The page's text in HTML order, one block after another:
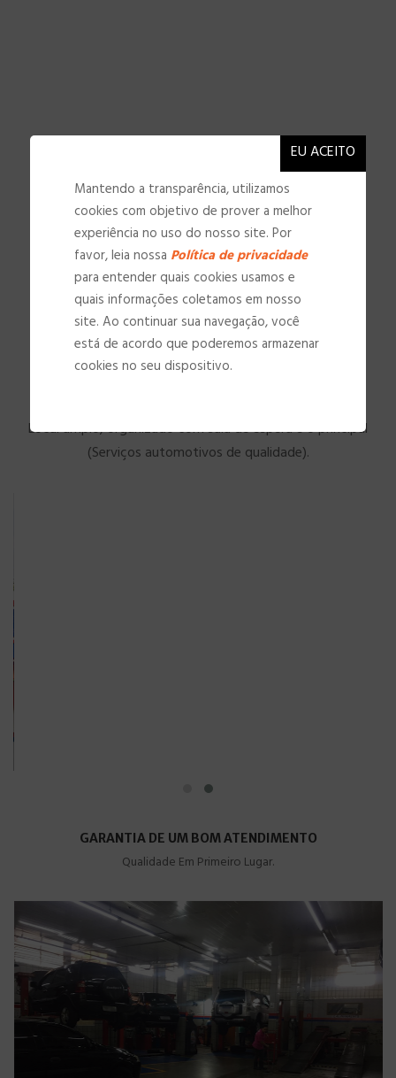
NOSSAS INSTALAÇÕES
Local amplo, organizado com sala de espera e o principal
(Serviços automotivos de qualidade).
GARANTIA DE UM BOM ATENDIMENTO
Qualidade Em Primeiro Lugar.
Mantendo a transparência, utilizamos
cookies com objetivo de prover a melhor
experiência no uso do nosso site. Por
favor, leia nossa Política de privacidade
para entender quais cookies usamos e
quais informações coletamos em nosso
site. Ao continuar sua navegação, você
está de acordo que poderemos armazenar
cookies no seu dispositivo.